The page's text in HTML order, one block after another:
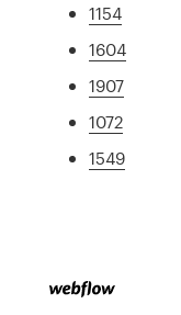
1154
1604
1907
1072
1549